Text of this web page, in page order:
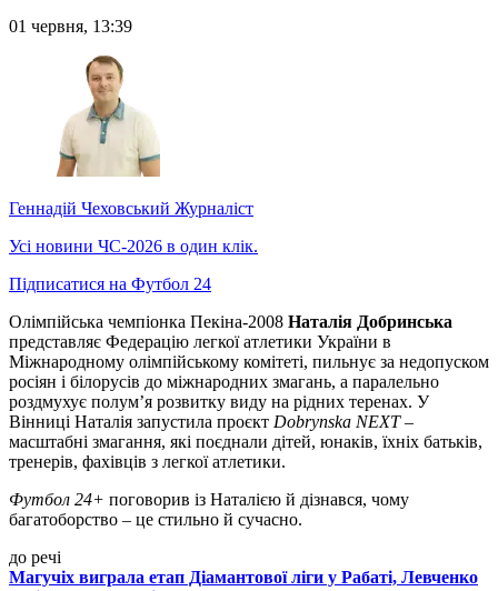
01 червня, 13:39
Геннадій Чеховський Журналіст
Усі новини ЧС-2026 в один клік.
Підписатися на Футбол 24
Олімпійська чемпіонка Пекіна-2008 Наталія Добринська
представляє Федерацію легкої атлетики України в
Міжнародному олімпійському комітеті, пильнує за недопуском
росіян і білорусів до міжнародних змагань, а паралельно
роздмухує полум’я розвитку виду на рідних теренах. У
Вінниці Наталія запустила проєкт Dobrynska NEXT–
масштабні змагання, які поєднали дітей, юнаків, їхніх батьків,
тренерів, фахівців з легкої атлетики.
Футбол 24+ поговорив із Наталією й дізнався, чому
багатоборство – це стильно й сучасно.
до речі
Магучіх виграла етап Діамантової ліги у Рабаті, Левченко